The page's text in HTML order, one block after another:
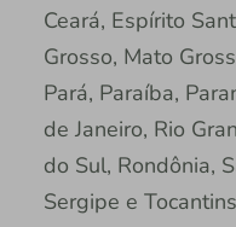
Ceará, Espírito
Grosso, Mato
Pará, Paraíba,
de Janeiro, Rio
do Sul, Rondônia,
Sergipe e